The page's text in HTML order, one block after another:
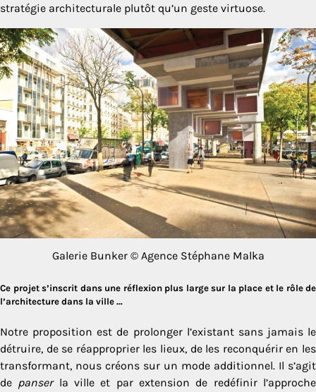
stratégie architecturale plutôt qu’un geste virtuose.
Galerie Bunker © Agence Stéphane Malka
Ce projet s’inscrit dans une réflexion plus large sur la place et le rôle de
l’architecture dans la ville …
Notre proposition est de prolonger l’existant sans jamais le
détruire, de se réapproprier les lieux, de les reconquérir en les
transformant, nous créons sur un mode additionnel. Il s’agit
de panserla ville et par extension de redéfinir l’approche